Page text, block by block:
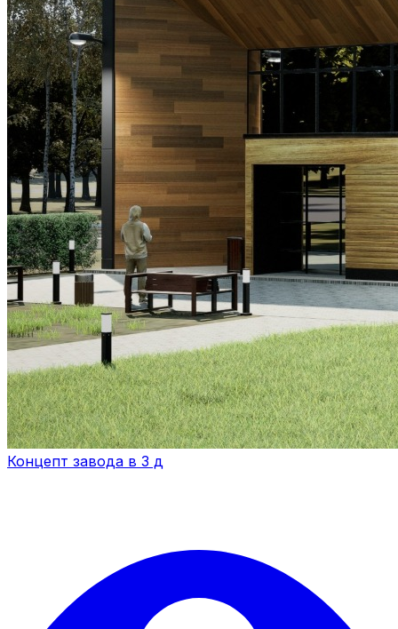
Концепт завода в 3 д